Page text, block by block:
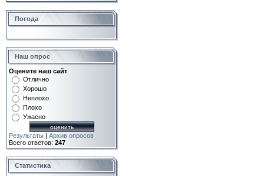
Погода
Наш опрос
Оцените наш сайт
Отлично
Хорошо
Неплохо
Плохо
Ужасно
Результаты | Архив опросов
Всего ответов: 247
Статистика